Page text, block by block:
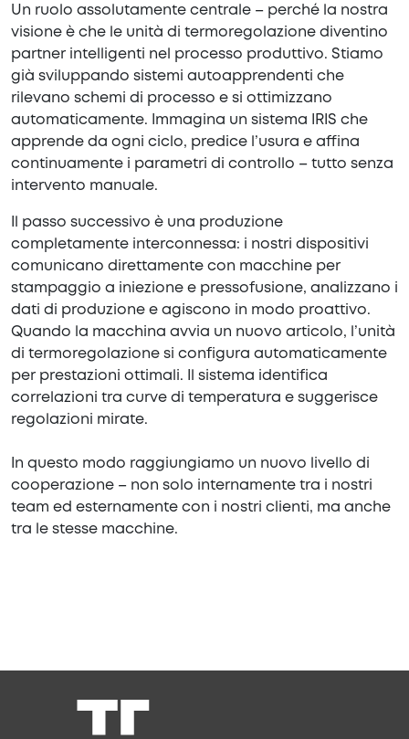
Un ruolo assolutamente centrale – perché la nostra
visione è che le unità di termoregolazione diventino
partner intelligenti nel processo produttivo. Stiamo
già sviluppando sistemi autoapprendenti che
rilevano schemi di processo e si ottimizzano
automaticamente. Immagina un sistema IRIS che
apprende da ogni ciclo, predice l’usura e affina
continuamente i parametri di controllo – tutto senza
intervento manuale.
Il passo successivo è una produzione
completamente interconnessa: i nostri dispositivi
comunicano direttamente con macchine per
stampaggio a iniezione e pressofusione, analizzano i
dati di produzione e agiscono in modo proattivo.
Quando la macchina avvia un nuovo articolo, l’unità
di termoregolazione si configura automaticamente
per prestazioni ottimali. Il sistema identifica
correlazioni tra curve di temperatura e suggerisce
regolazioni mirate.
In questo modo raggiungiamo un nuovo livello di
cooperazione – non solo internamente tra i nostri
team ed esternamente con i nostri clienti, ma anche
tra le stesse macchine.